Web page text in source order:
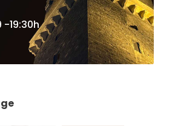
-19:30h